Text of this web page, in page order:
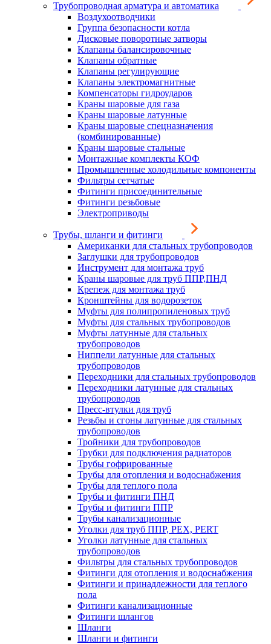
Трубопроводная арматура и автоматика
Воздухоотводчики
Группа безопасности котла
Дисковые поворотные затворы
Клапаны балансировочные
Клапаны обратные
Клапаны регулирующие
Клапаны электромагнитные
Компенсаторы гидроударов
Краны шаровые для газа
Краны шаровые латунные
Краны шаровые спецназначения
(комбинированные)
Краны шаровые стальные
Монтажные комплекты КОФ
Промышленные холодильные компоненты
Фильтры сетчатые
Фитинги присоединительные
Фитинги резьбовые
Электроприводы
Трубы, шланги и фитинги
Американки для стальных трубопроводов
Заглушки для трубопроводов
Инструмент для монтажа труб
Краны шаровые для труб ППР,ПНД
Крепеж для монтажа труб
Кронштейны для водорозеток
Муфты для полипропиленовых труб
Муфты для стальных трубопроводов
Муфты латунные для стальных
трубопроводов
Ниппели латунные для стальных
трубопроводов
Переходники для стальных трубопроводов
Переходники латунные для стальных
трубопроводов
Пресс-втулки для труб
Резьбы и сгоны латунные для стальных
трубопроводов
Тройники для трубопроводов
Трубки для подключения радиаторов
Трубы гофрированные
Трубы для отопления и водоснабжения
Трубы для теплого пола
Трубы и фитинги ПНД
Трубы и фитинги ППР
Трубы канализационные
Уголки для труб ППР, PEX, PERT
Уголки латунные для стальных
трубопроводов
Фильтры для стальных трубопроводов
Фитинги для отопления и водоснабжения
Фитинги и принадлежности для теплого
пола
Фитинги канализационные
Фитинги шлангов
Шланги
Шланги и фитинги